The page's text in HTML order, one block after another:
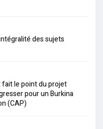
des sujets
fait le point du projet
pour un Burkina
(CAP)